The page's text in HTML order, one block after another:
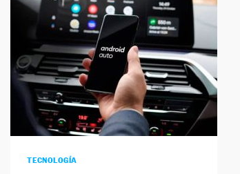
TECNOLOGÍA